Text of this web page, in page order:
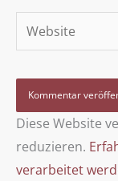
Adresse*
Website
Diese Website
reduzieren.
verarbeitet